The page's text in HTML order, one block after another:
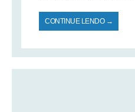
CONTINUE LENDO →